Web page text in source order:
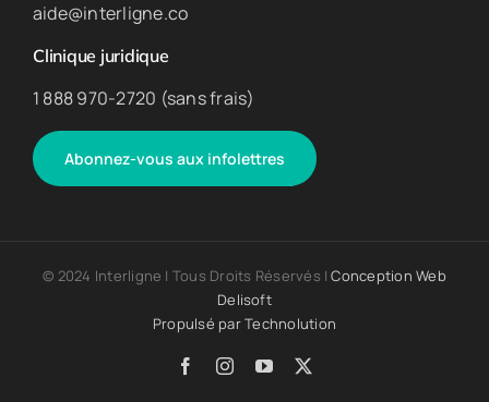
aide@interligne.co
Clinique juridique
1 888 970-2720 (sans frais)
Abonnez-vous aux infolettres
© 2024 Interligne | Tous Droits Réservés |Conception Web
Delisoft
Propulsé parTechnolution
FacebookInstagram
YouTube